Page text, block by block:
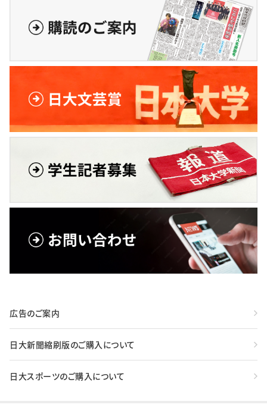
広告のご案内
日大新聞縮刷版のご購入について
日大スポーツのご購入について